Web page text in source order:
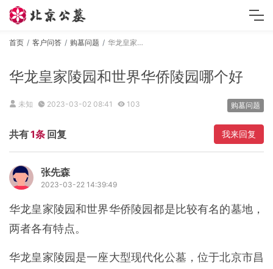
首页 客户问答 购墓问题 华龙皇家陵园和世界华侨陵园哪个好
华龙皇家陵园和世界华侨陵园哪个好
未知 2023-03-02 08:41 103 购墓问题
共有1条 回复 我来回复
张先森
2023-03-22 14:39:49
华龙皇家陵园和世界华侨陵园都是比较有名的墓地，
两者各有特点。
华龙皇家陵园是一座大型现代化公墓，位于北京市昌